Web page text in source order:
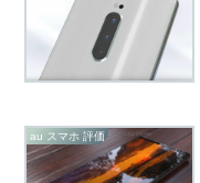
au スマホ 評価